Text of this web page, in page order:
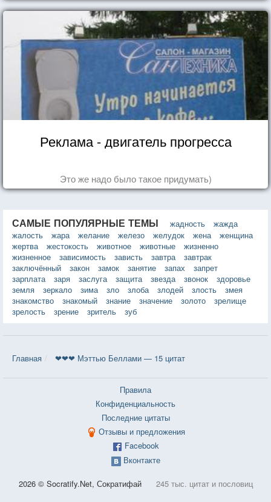
Реклама - двигатель прогресса
Это же надо было такое придумать)
САМЫЕ ПОПУЛЯРНЫЕ ТЕМЫ жадность
жажда
жалость
жара желание железо желудок жена
женщина
жертва
жестокость животное животные
жизненно
жизненное
зависимость зависть завтра
завтрак
заключённый
закон замок занятие запах
запрет
зарплата
заря заслуга защита звезда звонок
здоровье
земля
зеркало зима зло злоба злодей злость
змея
знакомство
знакомый знание значение золото
зрелище
зрелость
зрение зритель зуб
Главная ❤❤❤ Мэттью Беллами — 15 цитат
Правила
Конфиденциальность
Последние цитаты
Отзывы и предложения
Facebook
Вконтакте
2026 © Socratify.Net, Сократифай 245 тыс. цитат и пословиц